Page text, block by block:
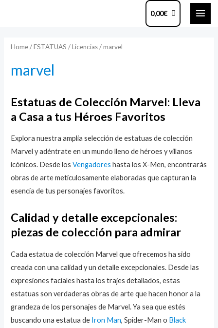
0,00€
Home/ESTATUAS /Licencias/ marvel
marvel
Estatuas de Colección Marvel: Lleva
a Casa a tus Héroes Favoritos
Explora nuestra amplia selección de estatuas de colección
Marvel y adéntrate en un mundo lleno de héroes y villanos
icónicos. Desde losVengadores hasta los X-Men, encontrarás
obras de arte meticulosamente elaboradas que capturan la
esencia de tus personajes favoritos.
Calidad y detalle excepcionales:
piezas de colección para admirar
Cada estatua de colección Marvel que ofrecemos ha sido
creada con una calidad y un detalle excepcionales. Desde las
expresiones faciales hasta los trajes detallados, estas
estatuas son verdaderas obras de arte que hacen honor a la
grandeza de los personajes de Marvel. Ya sea que estés
buscando una estatua de Iron Man, Spider-Man o Black